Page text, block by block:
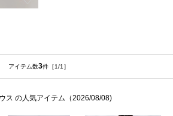
アイテム数3件 ［1/1］
ス の人気アイテム（2026/08/08)